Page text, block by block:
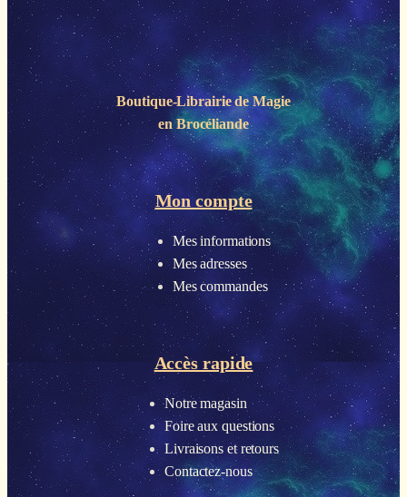
Boutique-Librairie deMagie
en Brocéliande
Mon compte
Mes informations
Mes adresses
Mes commandes
Accès rapide
Notre magasin
Foire aux questions
Livraisons et retours
Contactez-nous